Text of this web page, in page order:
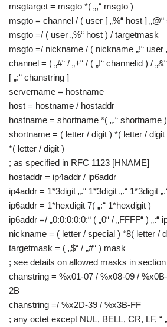
msgtarget = msgto *( „,“ msgto )
msgto = channel / ( user [ „%“ host ]
msgto =/ ( user „%“ host ) / targetmask
msgto =/ nickname / ( nickname „!“ user
channel = ( „#“ / „+“ / ( „!“ channelid ) /
[ „:“ chanstring ]
servername = hostname
host = hostname / hostaddr
hostname = shortname *( „.“ shortname )
shortname = ( letter / digit ) *( letter / digit
*( letter / digit )
; as specified in RFC 1123 [HNAME]
hostaddr = ip4addr / ip6addr
ip4addr = 1*3digit „.“ 1*3digit „.“ 1*3digit
ip6addr = 1*hexdigit 7( „:“ 1*hexdigit )
ip6addr =/ „0:0:0:0:0:“ ( „0“ / „FFFF“ ) „:“
nickname = ( letter / special ) *8( letter /
targetmask = ( „$“ / „#“ ) mask
; see details on allowed masks in section
chanstring = %x01-07 / %x08-09 /
2B
chanstring =/ %x2D-39 / %x3B-FF
; any octet except NUL, BELL, CR, LF, “